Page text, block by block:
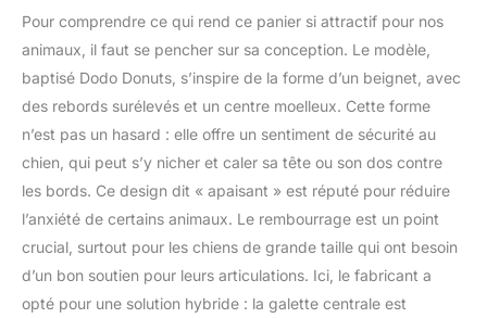
ANTIDÉRAPANT –
STABILITÉ OPTIMALE :
Le fond antidérapant
maintient le panier chien
en place sur parquet ou
carrelage. Idéal pour les
stabilité et sécurité. ☑️
COUSSIN CHIEN
RENFORCÉ – FIBRE PP +
MOUSSE 2,5 CM Le
coussin chien central de
ce panier chien combine
un garnissage en fibre
Pour comprendre ce qui rend ce panier si attractif pour nos
animaux, il faut se pencher sur sa conception. Le modèle,
baptisé Dodo Donuts, s’inspire de la forme d’un beignet, avec
des rebords surélevés et un centre moelleux. Cette forme
n’est pas un hasard : elle offre un sentiment de sécurité au
chien, qui peut s’y nicher et caler sa tête ou son dos contre
les bords. Ce design dit « apaisant » est réputé pour réduire
l’anxiété de certains animaux. Le rembourrage est un point
crucial, surtout pour les chiens de grande taille qui ont besoin
d’un bon soutien pour leurs articulations. Ici, le fabricant a
opté pour une solution hybride : la galette centrale est